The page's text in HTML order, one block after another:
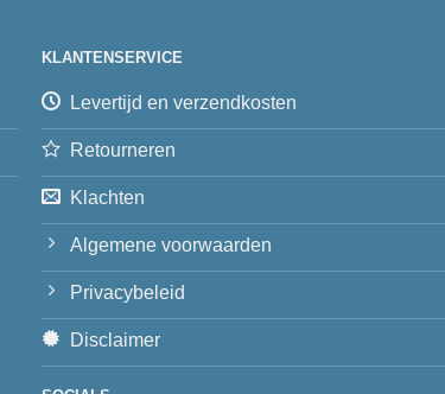
KLANTENSERVICE
Levertijd en verzendkosten
Retourneren
Klachten
Algemene voorwaarden
Privacybeleid
Disclaimer